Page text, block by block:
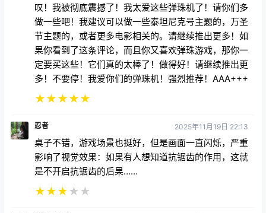
叹！我被彻底震撼了！我太爱这些弹珠机了！请你们多
做一些吧！我建议可以做一些泰坦尼克号主题的，万圣
节主题的，或者更多电影相关的。请继续推出更多！如
果你看到了这条评论，而且你又喜欢弹珠游戏，那你一
定要买这些！它们真的太棒了！做得好！请继续推出更
多！不要停！我爱你们的弹珠机！强烈推荐！AAA+++
★★★★★
忍者 2025年11月19日 22:13
桌子不错，游戏场景也挺好，但是画面一直闪烁，严重
影响了视觉效果：如果有人想知道抗锯齿的作用，这就
是不开启抗锯齿的后果……
★★★★ ★